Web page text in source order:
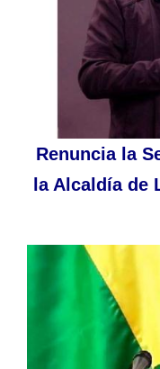
Renuncia la
la Alcaldía de